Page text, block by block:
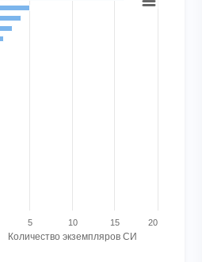
categories.
Количество экземпляров
Количество экземпляров СИ
5 10 15 20